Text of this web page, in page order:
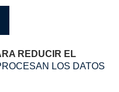
REDUCIR EL
LOS DATOS